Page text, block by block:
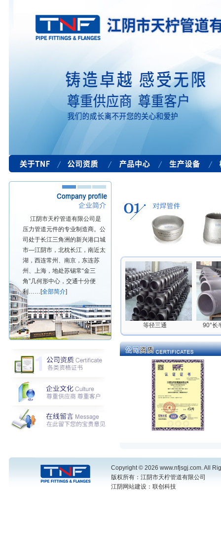
江阴市天柠管道有限公司是
压力管道元件的专业制造商。公
司处于长江三角洲的新兴港口城
市—江阴市，北枕长江，南近太
湖，西连常州、南京，东连苏
州、上海，地处苏锡常“金三
角”几何形中心，交通十分便
利……[全部简介]
特殊法兰 等径三通 90°长半
Copyright © 2026 www.nfjsgj.com. All
版权所有：江阴市天柠管道有限公司
江阴网站建设 ：联创科技